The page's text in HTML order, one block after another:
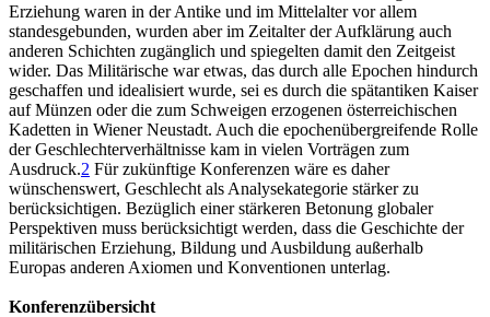
Erziehung waren in der Antike und im Mittelalter vor allem
standesgebunden, wurden aber im Zeitalter der Aufklärung auch
anderen Schichten zugänglich und spiegelten damit den Zeitgeist
wider. Das Militärische war etwas, das durch alle Epochen hindurch
geschaffen und idealisiert wurde, sei es durch die spätantiken Kaiser
auf Münzen oder die zum Schweigen erzogenen österreichischen
Kadetten in Wiener Neustadt. Auch die epochenübergreifende Rolle
der Geschlechterverhältnisse kam in vielen Vorträgen zum
Ausdruck.2 Für zukünftige Konferenzen wäre es daher
wünschenswert, Geschlecht als Analysekategorie stärker zu
berücksichtigen. Bezüglich einer stärkeren Betonung globaler
Perspektiven muss berücksichtigt werden, dass die Geschichte der
militärischen Erziehung, Bildung und Ausbildung außerhalb
Europas anderen Axiomen und Konventionen unterlag.
Konferenzübersicht